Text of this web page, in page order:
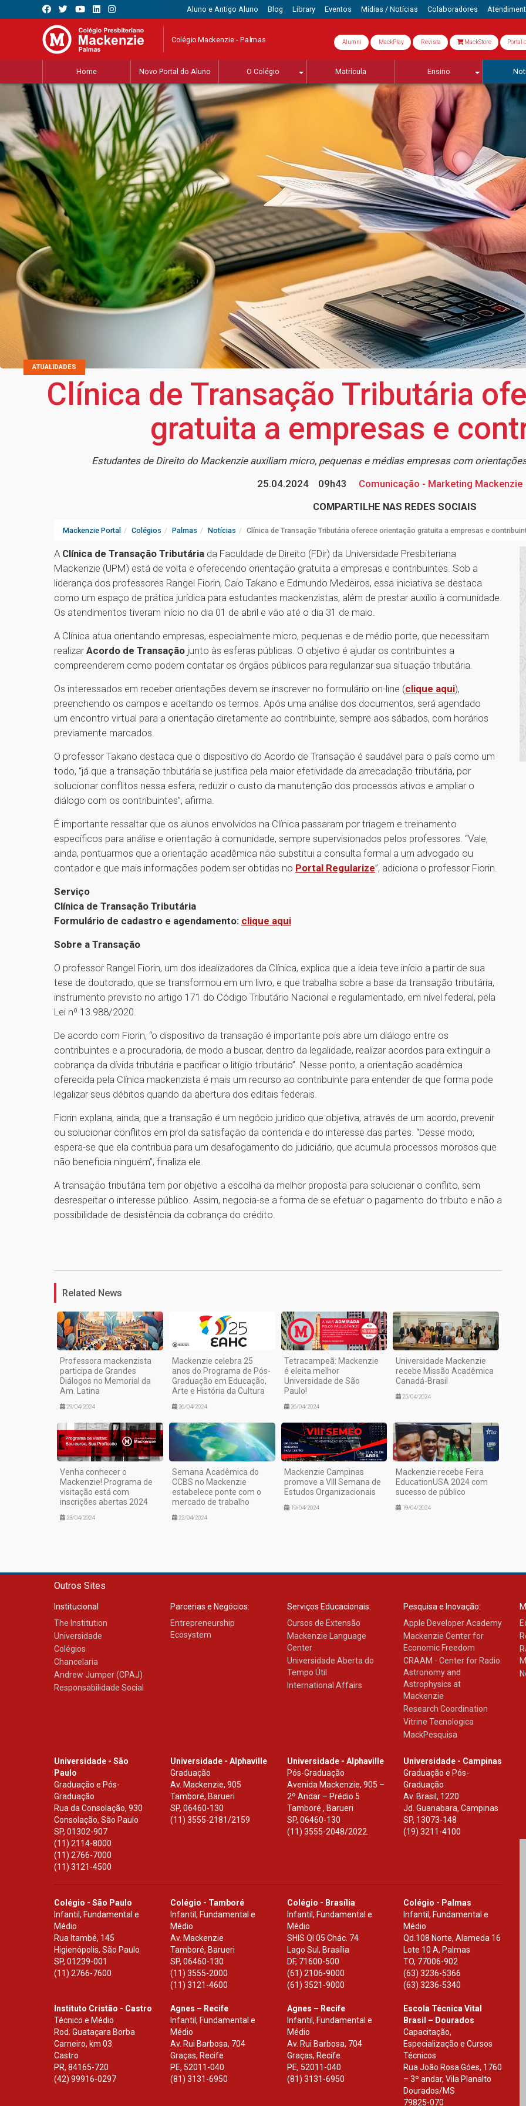
Aluno e Antigo Aluno Blog Library Eventos Mídias / Notícias Colaboradores
Colégio Mackenzie - Palmas Alumni MackPlay Revista MackStore Portal
Home Novo Portal do Aluno O Colégio Matrícula Ensino
ATUALIDADES
Clínica de Transação Tributária
gratuita a empresas e
Estudantes de Direito do Mackenzie auxiliam micro, pequenas e médias empresas com
25.04.2024
09h43
Comunicação - Marketing Mackenzie
COMPARTILHE NAS REDES SOCIAIS
Mackenzie Portal Colégios Palmas Notícias Clínica de Transação Tributária oferece orientação gratuita a empresas e
A Clínica de Transação Tributária da Faculdade de Direito (FDir) da Universidade Presbiteriana
Mackenzie (UPM) está de volta e oferecendo orientação gratuita a empresas e contribuintes. Sob a
liderança dos professores Rangel Fiorin, Caio Takano e Edmundo Medeiros, essa iniciativa se destaca
como um espaço de prática jurídica para estudantes mackenzistas, além de prestar auxílio à comunidade.
Os atendimentos tiveram início no dia 01 de abril e vão até o dia 31 de maio.
A Clínica atua orientando empresas, especialmente micro, pequenas e de médio porte, que necessitam
realizar Acordo de Transação junto às esferas públicas. O objetivo é ajudar os contribuintes a
compreenderem como podem contatar os órgãos públicos para regularizar sua situação tributária.
Os interessados em receber orientações devem se inscrever no formulário on-line (clique aqui),
preenchendo os campos e aceitando os termos. Após uma análise dos documentos, será agendado
um encontro virtual para a orientação diretamente ao contribuinte, sempre aos sábados, com horários
previamente marcados.
O professor Takano destaca que o dispositivo do Acordo de Transação é saudável para o país como um
todo, “já que a transação tributária se justifica pela maior efetividade da arrecadação tributária, por
solucionar conflitos nessa esfera, reduzir o custo da manutenção dos processos ativos e ampliar o
diálogo com os contribuintes”, afirma.
É importante ressaltar que os alunos envolvidos na Clínica passaram por triagem e treinamento
específicos para análise e orientação à comunidade, sempre supervisionados pelos professores. “Vale,
ainda, pontuarmos que a orientação acadêmica não substitui a consulta formal a um advogado ou
contador e que mais informações podem ser obtidas no Portal Regularize”, adiciona o professor Fiorin.
Serviço
Clínica de Transação Tributária
Formulário de cadastro e agendamento: clique aqui
Sobre a Transação
O professor Rangel Fiorin, um dos idealizadores da Clínica, explica que a ideia teve início a partir de sua
tese de doutorado, que se transformou em um livro, e que trabalha sobre a base da transação tributária,
instrumento previsto no artigo 171 do Código Tributário Nacional e regulamentado, em nível federal, pela
Lei nº 13.988/2020.
De acordo com Fiorin, “o dispositivo da transação é importante pois abre um diálogo entre os
contribuintes e a procuradoria, de modo a buscar, dentro da legalidade, realizar acordos para extinguir a
cobrança da dívida tributária e pacificar o litígio tributário”. Nesse ponto, a orientação acadêmica
oferecida pela Clínica mackenzista é mais um recurso ao contribuinte para entender de que forma pode
legalizar seus débitos quando da abertura dos editais federais.
Fiorin explana, ainda, que a transação é um negócio jurídico que objetiva, através de um acordo, prevenir
ou solucionar conflitos em prol da satisfação da contenda e do interesse das partes. “Desse modo,
espera-se que ela contribua para um desafogamento do judiciário, que acumula processos morosos que
não beneficia ninguém”, finaliza ele.
A transação tributária tem por objetivo a escolha da melhor proposta para solucionar o conflito, sem
desrespeitar o interesse público. Assim, negocia-se a forma de se efetuar o pagamento do tributo e não a
possibilidade de desistência da cobrança do crédito.
Related News
Professora mackenzista
participa de Grandes
Diálogos no Memorial da
Am. Latina
29/04/2024
Mackenzie celebra 25
anos do Programa de Pós-
Graduação em Educação,
Arte e História da Cultura
26/04/2024
Tetracampeã: Mackenzie
é eleita melhor
Universidade de São
Paulo!
26/04/2024
Universidade Mackenzie
recebe Missão Acadêmica
Canadá-Brasil
25/04/2024
Venha conhecer o
Mackenzie! Programa de
visitação está com
inscrições abertas 2024
23/04/2024
Semana Acadêmica do
CCBS no Mackenzie
estabelece ponte com o
mercado de trabalho
22/04/2024
Mackenzie Campinas
promove a VIII Semana de
Estudos Organizacionais
19/04/2024
Mackenzie recebe Feira
EducationUSA 2024 com
sucesso de público
19/04/2024
Outros Sites
Institucional
The Institution
Universidade
Colégios
Chancelaria
Andrew Jumper (CPAJ)
Responsabilidade Social
Parcerias e Negócios:
Entrepreneurship
Ecosystem
Serviços Educacionais:
Cursos de Extensão
Mackenzie Language
Center
Universidade Aberta do
Tempo Útil
International Affairs
Pesquisa e Inovação:
Apple Developer Academy
Mackenzie Center for
Economic Freedom
CRAAM - Center for Radio
Astronomy and
Astrophysics at
Mackenzie
Research Coordination
Vitrine Tecnologica
MackPesquisa
Universidade - São
Paulo
Graduação e Pós-
Graduação
Rua da Consolação, 930
Consolação, São Paulo
SP, 01302-907
(11) 2114-8000
(11) 2766-7000
(11) 3121-4500
Universidade - Alphaville
Graduação
Av. Mackenzie, 905
Tamboré, Barueri
SP,06460-130
(11) 3555-2181/2159
Universidade - Alphaville
Pós-Graduação
Avenida Mackenzie, 905 –
2º Andar – Prédio 5
Tamboré , Barueri
SP, 06460-130
(11) 3555-2048/2022.
Universidade - Campinas
Graduação e Pós-
Graduação
Av. Brasil, 1220
Jd. Guanabara, Campinas
SP, 13073-148
(19) 3211-4100
Colégio - São Paulo
Infantil, Fundamental e
Médio
Rua Itambé, 145
Higienópolis, São Paulo
SP, 01239-001
(11) 2766-7600
Colégio - Tamboré
Infantil, Fundamental e
Médio
Av. Mackenzie
Tamboré, Barueri
SP,06460-130
(11) 3555-2000
(11) 3121-4600
Colégio - Brasília
Infantil, Fundamental e
Médio
SHIS Ql 05 Chác. 74
Lago Sul, Brasília
DF, 71600-500
(61) 2106-9000
(61) 3521-9000
Colégio - Palmas
Infantil, Fundamental e
Médio
Qd.108 Norte, Alameda 16
Lote 10 A, Palmas
TO, 77006-902
(63) 3236-5366
(63) 3236-5340
Instituto Cristão - Castro
Técnico e Médio
Rod. Guataçara Borba
Carneiro, km 03
Castro
PR, 84165-720
(42) 99916-0297
Agnes – Recife
Infantil, Fundamental e
Médio
Av. Rui Barbosa, 704
Graças, Recife
PE, 52011-040
(81) 3131-6950
Agnes – Recife
Infantil, Fundamental e
Médio
Av. Rui Barbosa, 704
Graças, Recife
PE, 52011-040
(81) 3131-6950
Escola Técnica Vital
Brasil – Dourados
Capacitação,
Especialização e Cursos
Técnicos
Rua João Rosa Góes, 1760
– 3º andar, Vila Planalto
Dourados/MS
79825-070